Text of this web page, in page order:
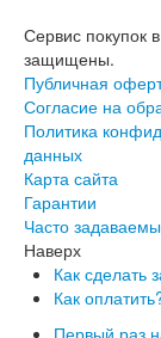
Сервис покупок
защищены.
Публичная
Согласие на
Политика
данных
Карта сайта
Гарантии
Часто
Наверх
Как сделать
Как
Первый раз